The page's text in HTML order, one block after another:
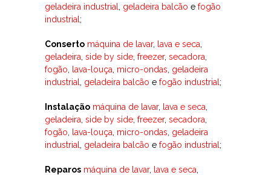
geladeira industrial
geladeira balcão e fogão
industrial ;
Conserto máquina de lavar, lava e seca
geladeira side by side freezer, secadora
fogão
lava-louça micro-ondas geladeira
industrial
geladeira balcão e fogão industrial ;
Instalação máquina de lavar, lava e seca
geladeira side by side freezer, secadora
fogão
lava-louça micro-ondas geladeira
industrial
geladeira balcão e fogão industrial ;
Reparos máquina de lavar, lava e seca